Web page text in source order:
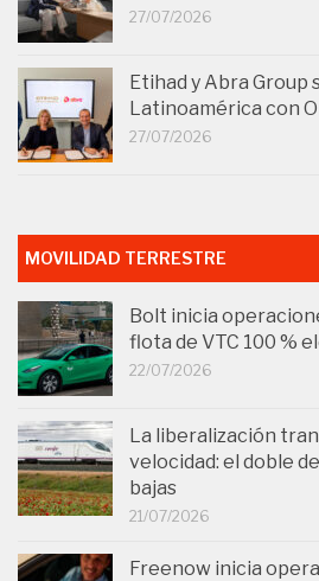
27/07/2026
Etihad y Abra Group
Latinoamérica con
27/07/2026
MOVILIDAD TERRESTRE
Bolt inicia
flota de VTC 100 %
22/07/2026
La liberalización
velocidad: el doble
bajas
21/07/2026
Freenow inicia